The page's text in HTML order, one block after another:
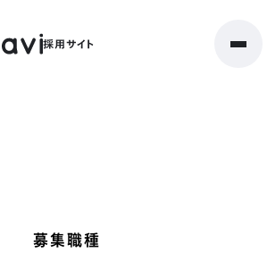
募集職種